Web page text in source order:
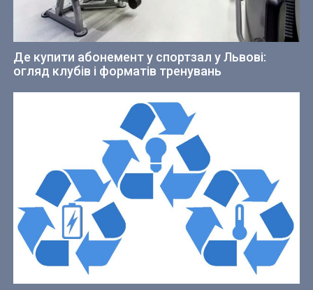
Де купити абонемент у спортзал у Львові:
огляд клубів і форматів тренувань